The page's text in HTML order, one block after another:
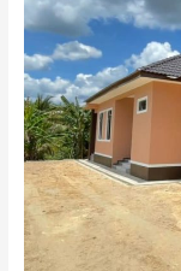
Tanah
Sendiri
di
Kelantan
&
Terengganu